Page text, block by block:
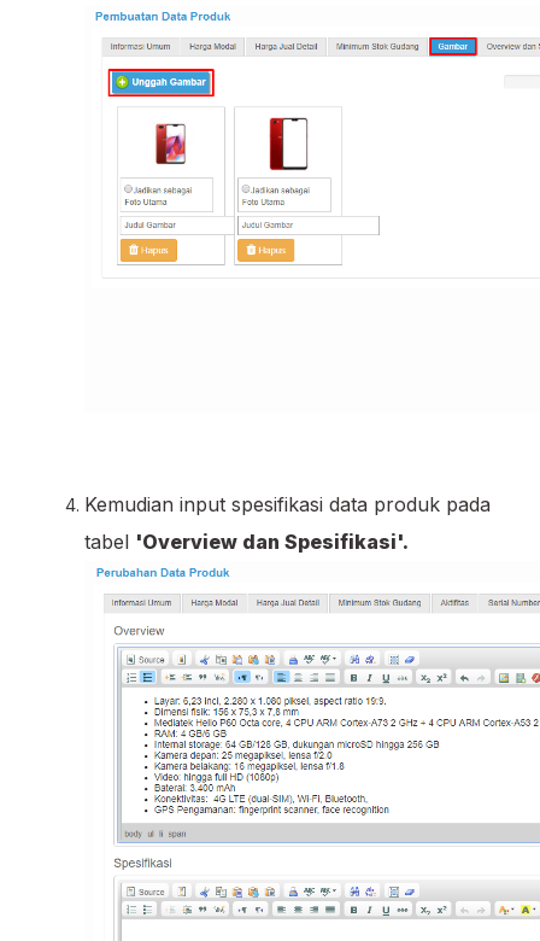
Kemudian input spesifikasi data produk pada
tabel 'Overview dan Spesifikasi'.